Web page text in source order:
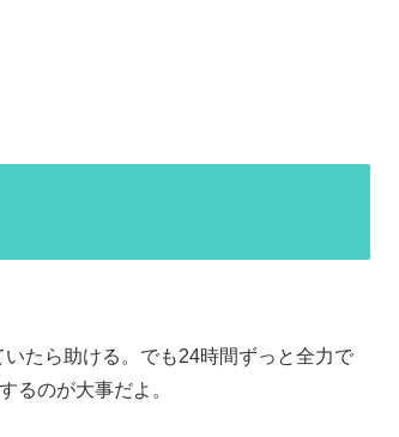
たら助ける。でも24時間ずっと全力で
るのが大事だよ。